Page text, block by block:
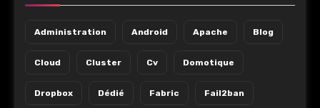
Administration Android Apache Blog
Cloud Cluster Cv Domotique
Dropbox Dédié Fabric Fail2ban